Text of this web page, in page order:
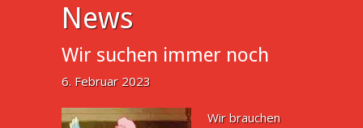
News
Wir suchen immer noch
6. Februar 2023
Wir brauchen